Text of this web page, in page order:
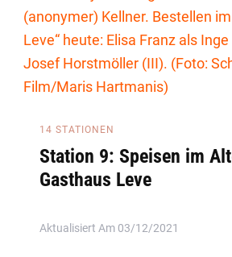
14 STATIONEN
Station 9: Speisen im
Gasthaus Leve
Aktualisiert Am 03/12/2021